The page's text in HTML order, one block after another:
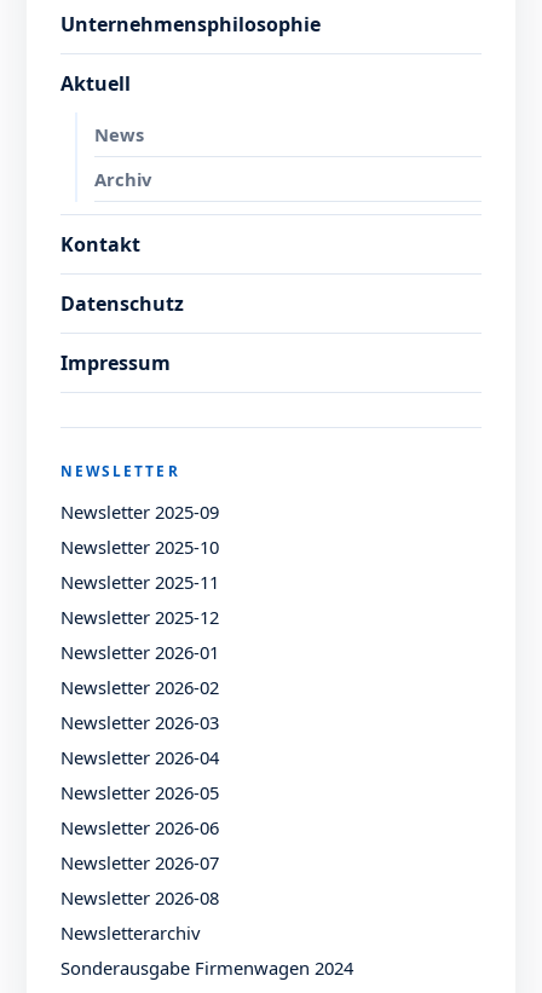
Unternehmensphilosophie
Aktuell
News
Archiv
Kontakt
Datenschutz
Impressum
NEWSLETTER
Newsletter 2025-09
Newsletter 2025-10
Newsletter 2025-11
Newsletter 2025-12
Newsletter 2026-01
Newsletter 2026-02
Newsletter 2026-03
Newsletter 2026-04
Newsletter 2026-05
Newsletter 2026-06
Newsletter 2026-07
Newsletter 2026-08
Newsletterarchiv
Sonderausgabe Firmenwagen 2024